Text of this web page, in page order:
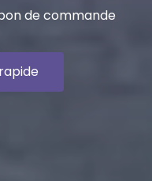
de commande